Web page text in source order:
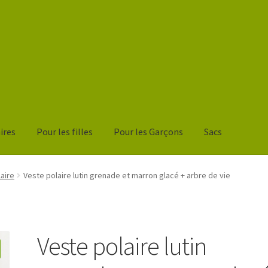
Pour les filles Pour les Garçons Sacs
Veste polaire lutin grenade et marron glacé + arbre de vie
Veste polaire lutin